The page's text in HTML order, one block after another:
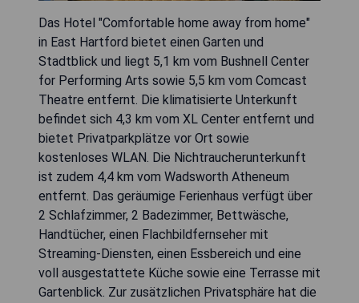
Das Hotel "Comfortable home away from home"
in East Hartford bietet einen Garten und
Stadtblick und liegt 5,1 km vom Bushnell Center
for Performing Arts sowie 5,5 km vom Comcast
Theatre entfernt. Die klimatisierte Unterkunft
befindet sich 4,3 km vom XL Center entfernt und
bietet Privatparkplätze vor Ort sowie
kostenloses WLAN. Die Nichtraucherunterkunft
ist zudem 4,4 km vom Wadsworth Atheneum
entfernt. Das geräumige Ferienhaus verfügt über
2 Schlafzimmer, 2 Badezimmer, Bettwäsche,
Handtücher, einen Flachbildfernseher mit
Streaming-Diensten, einen Essbereich und eine
voll ausgestattete Küche sowie eine Terrasse mit
Gartenblick. Zur zusätzlichen Privatsphäre hat die